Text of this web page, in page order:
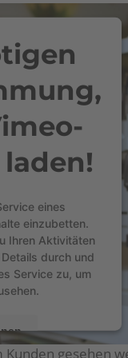
eines
einzubetten.
Ihren Aktivitäten
durch und
Service zu, um
gesehen